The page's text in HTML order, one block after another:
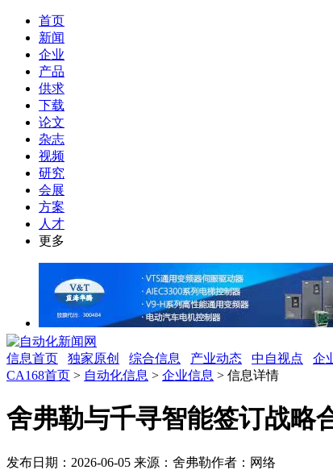
首页
新闻
企业
产品
供求
下载
论文
杂志
视频
研究
会展
方案
人才
更多
信息首页 独家原创 综合信息 产业动态 中自视点 企
CA168首页 > 自动化信息 > 企业信息 > 信息详情
舍弗勒与千寻智能签订战略
发布日期：2026-06-05 来源：舍弗勒作者：网络